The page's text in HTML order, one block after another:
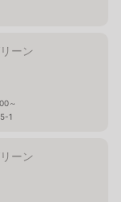
ーン
～
1
ーン